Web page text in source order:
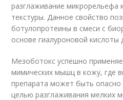
разглаживание микрорельефа
текстуры. Данное свойство
ботулопротеины в смеси с
основе гиалуроновой кислоты
Мезоботокс успешно
мимических мышц в кожу, где
препарата может быть
целью разглаживания мелких